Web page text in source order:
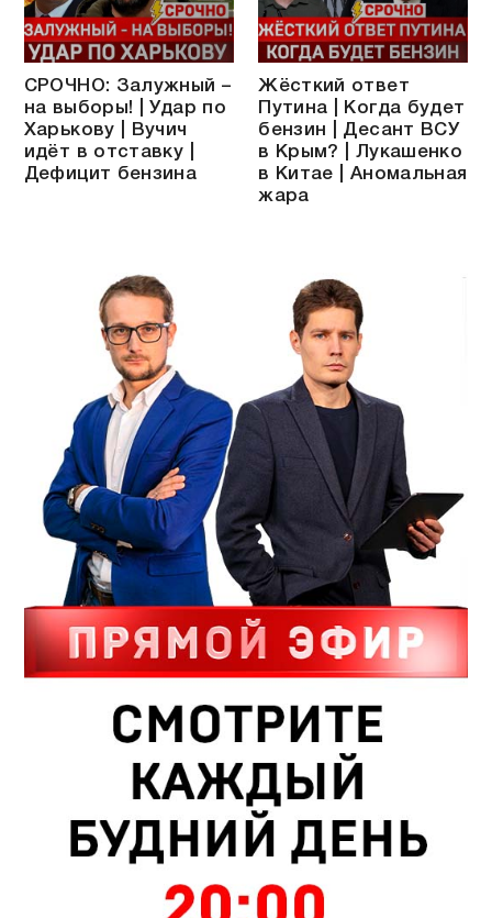
СРОЧНО: Залужный –
на выборы! | Удар по
Харькову | Вучич
идёт в отставку |
Дефицит бензина
Жёсткий ответ
Путина | Когда будет
бензин | Десант ВСУ
в Крым? | Лукашенко
в Китае | Аномальная
жара